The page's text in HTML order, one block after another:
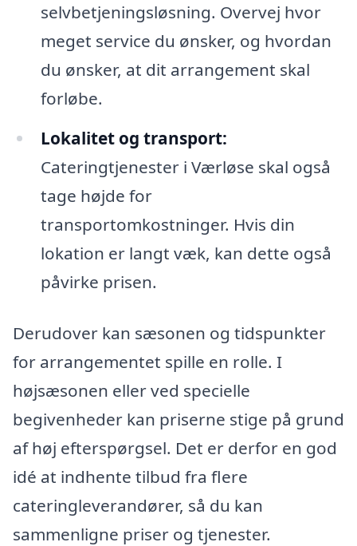
selvbetjeningsløsning. Overvej hvor
meget service du ønsker, og hvordan
du ønsker, at dit arrangement skal
forløbe.
Lokalitet og transport:
Cateringtjenester i Værløse skal også
tage højde for
transportomkostninger. Hvis din
lokation er langt væk, kan dette også
påvirke prisen.
Derudover kan sæsonen og tidspunkter
for arrangementet spille en rolle. I
højsæsonen eller ved specielle
begivenheder kan priserne stige på grund
af høj efterspørgsel. Det er derfor en god
idé at indhente tilbud fra flere
cateringleverandører, så du kan
sammenligne priser og tjenester.